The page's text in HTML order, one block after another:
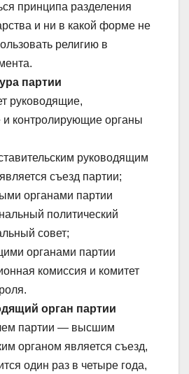
принципа разделения
и ни в какой форме не
религию в
партии
руководящие,
и контролирующие органы
руководящим
съезд партии;
органами партии
политический
совет;
органами партии
комиссия и комитет
орган партии
партии — высшим
органом является съезд,
один раз в четыре года,